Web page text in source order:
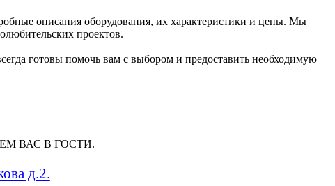
описания оборудования, их характеристики и цены. Мы
проектов.
готовы помочь вам с выбором и предоставить необходимую
ВАС В ГОСТИ.
д.2.